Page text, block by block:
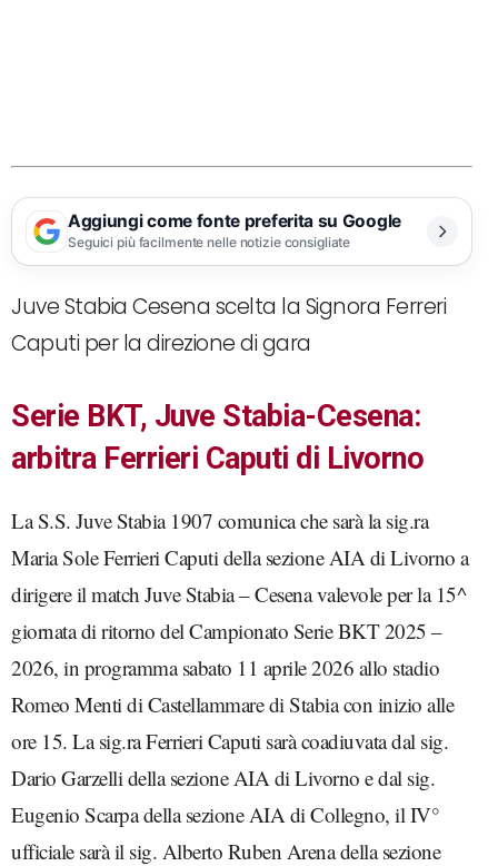
Aggiungi come fonte preferita su Google
Seguici più facilmente nelle notizie consigliate
Juve Stabia Cesena scelta la Signora Ferreri
Caputi per la direzione di gara
Serie BKT, Juve Stabia-Cesena:
arbitra Ferrieri Caputi di Livorno
La S.S. Juve Stabia 1907 comunica che sarà la sig.ra
Maria Sole Ferrieri Caputi della sezione AIA di Livorno a
dirigere il match Juve Stabia – Cesena valevole per la 15^
giornata di ritorno del Campionato Serie BKT 2025 –
2026, in programma sabato 11 aprile 2026 allo stadio
Romeo Menti di Castellammare di Stabia con inizio alle
ore 15. La sig.ra Ferrieri Caputi sarà coadiuvata dal sig.
Dario Garzelli della sezione AIA di Livorno e dal sig.
Eugenio Scarpa della sezione AIA di Collegno, il IV°
ufficiale sarà il sig. Alberto Ruben Arena della sezione